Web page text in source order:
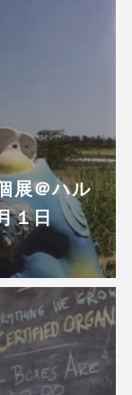
展＠ハル
１日